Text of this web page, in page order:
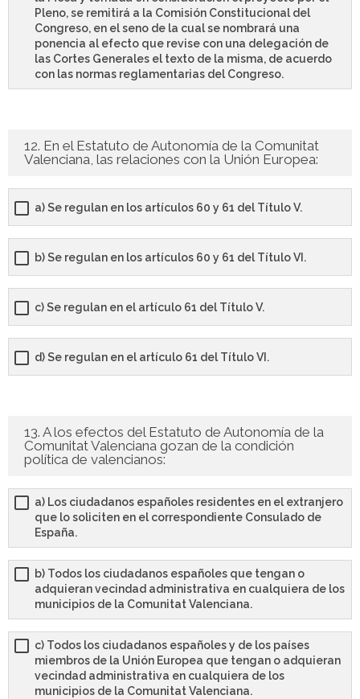
Pleno, se remitirá a la Comisión Constitucional del
Congreso, en el seno de la cual se nombrará una
ponencia al efecto que revise con una delegación de
las Cortes Generales el texto de la misma, de acuerdo
con las normas reglamentarias del Congreso.
12. En el Estatuto de Autonomía de la Comunitat
Valenciana, las relaciones con la Unión Europea:
a) Se regulan en los artículos 60 y 61 del Título V.
b) Se regulan en los artículos 60 y 61 del Título VI.
c) Se regulan en el artículo 61 del Título V.
d) Se regulan en el artículo 61 del Título VI.
13. A los efectos del Estatuto de Autonomía de la
Comunitat Valenciana gozan de la condición
política de valencianos:
a) Los ciudadanos españoles residentes en el extranjero
que lo soliciten en el correspondiente Consulado de
España.
b) Todos los ciudadanos españoles que tengan o
adquieran vecindad administrativa en cualquiera de los
municipios de la Comunitat Valenciana.
c) Todos los ciudadanos españoles y de los países
miembros de la Unión Europea que tengan o adquieran
vecindad administrativa en cualquiera de los
municipios de la Comunitat Valenciana.